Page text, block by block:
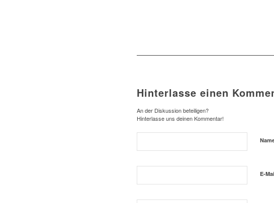
Hinterlasse einen
An der Diskussion beteiligen?
Hinterlasse uns deinen Kommentar!
E-